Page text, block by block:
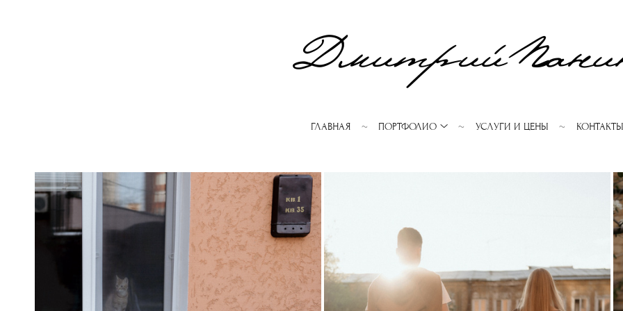
ГЛАВНАЯ ПОРТФОЛИО УСЛУГИ И ЦЕНЫ КОНТАКТЫ